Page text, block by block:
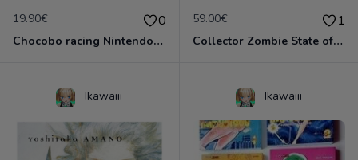
19.90€ 0
Chocobo racing Nintendo Switch
59.00€ 1
Collector Zombie State of Decay 2 Neuf!
Ikawaiii Ikawaiii